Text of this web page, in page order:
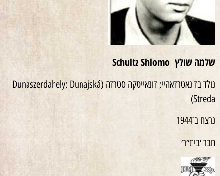
שלמה שולץ Schultz Shlomo
נולד בדונאטרדאהיי; דונאייטקה סטרדה (Dunaszerdahely; Dunajská
Streda)
נרצח ב־1944
חבר ׳בית״ר׳